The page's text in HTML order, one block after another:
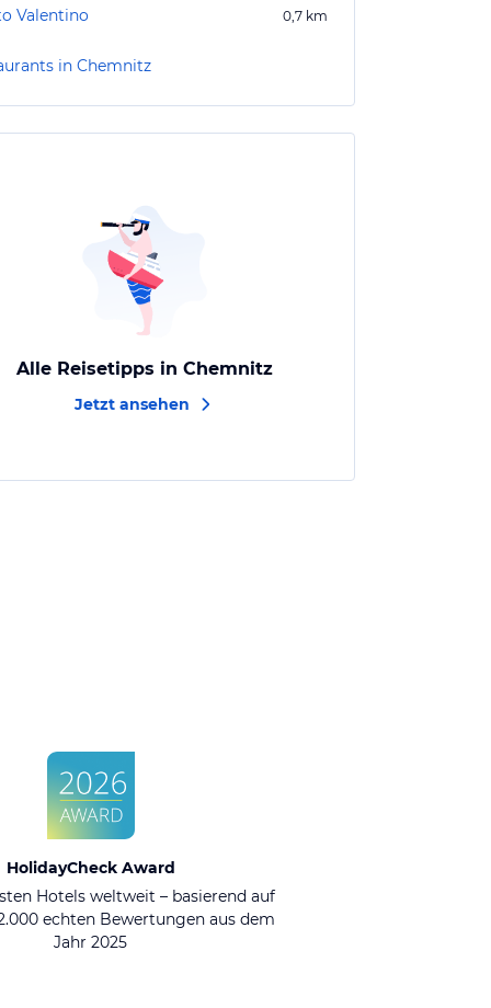
Valentino 0,7 km
in Chemnitz
Alle Reisetipps in Chemnitz
Jetzt ansehen
HolidayCheck Award
Hotels weltweit – basierend auf
echten Bewertungen aus dem
Jahr 2025